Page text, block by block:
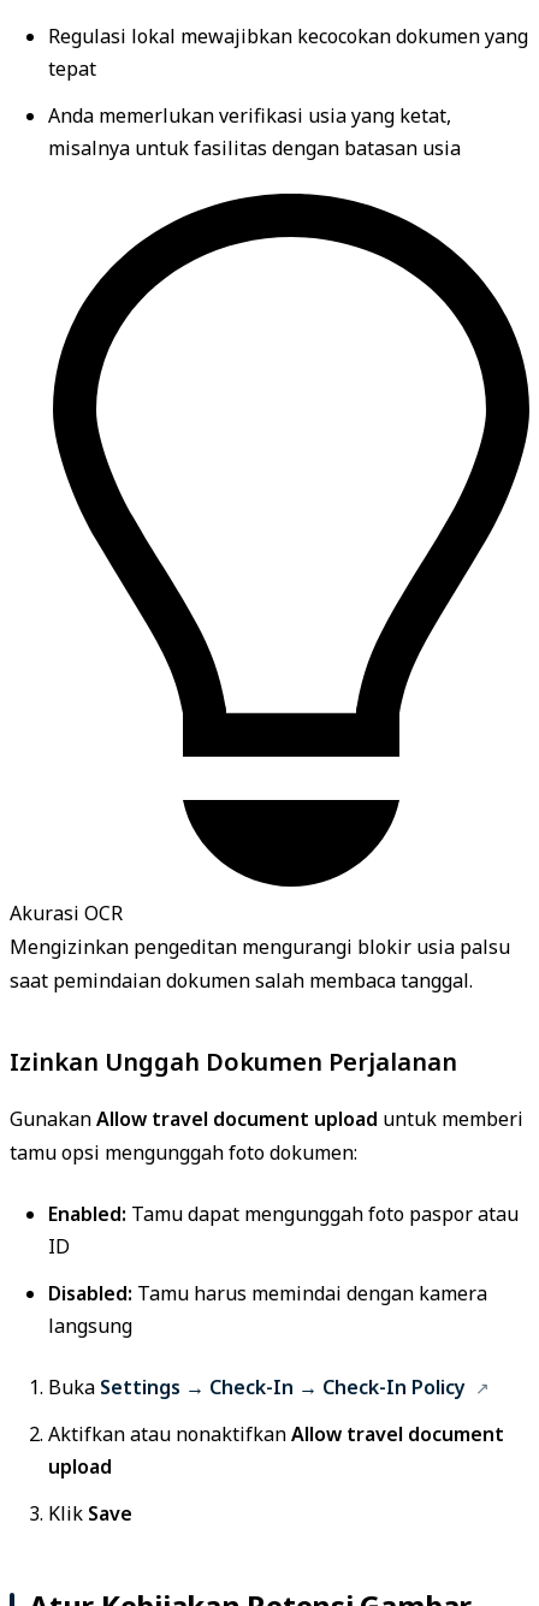
Regulasi lokal mewajibkan kecocokan dokumen yang
tepat
Anda memerlukan verifikasi usia yang ketat,
misalnya untuk fasilitas dengan batasan usia
Akurasi OCR
Mengizinkan pengeditan mengurangi blokir usia palsu
saat pemindaian dokumen salah membaca tanggal.
Izinkan Unggah Dokumen Perjalanan
GunakanAllow travel document upload untuk memberi
tamu opsi mengunggah foto dokumen:
Enabled: Tamu dapat mengunggah foto paspor atau
ID
Disabled: Tamu harus memindai dengan kamera
langsung
Buka Settings → Check-In → Check-In Policy
Aktifkan atau nonaktifkanAllow travel document
upload
Klik Save